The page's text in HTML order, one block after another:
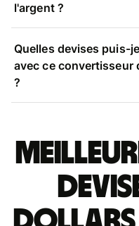
l'argent ?
Quelles devises puis-
avec ce convertisseur
?